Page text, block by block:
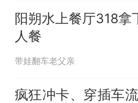
阳朔水上餐厅318拿
人餐
带娃翻车老父亲
疯狂冲卡、穿插车